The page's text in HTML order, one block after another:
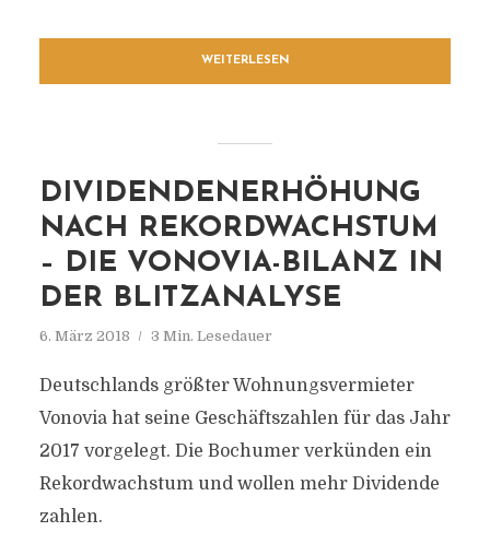
WEITERLESEN
DIVIDENDENERHÖHUNG
NACH REKORDWACHSTUM
– DIE VONOVIA-BILANZ IN
DER BLITZANALYSE
6. März 2018 3 Min. Lesedauer
Deutschlands größter Wohnungsvermieter
Vonovia hat seine Geschäftszahlen für das Jahr
2017 vorgelegt. Die Bochumer verkünden ein
Rekordwachstum und wollen mehr Dividende
zahlen.